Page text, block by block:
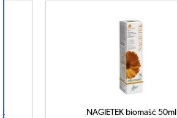
NAGIETEK biomaść 50ml